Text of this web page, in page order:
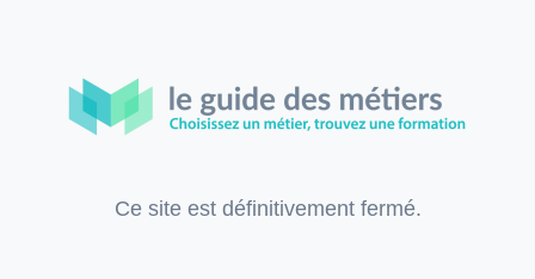
Ce site est définitivement fermé.